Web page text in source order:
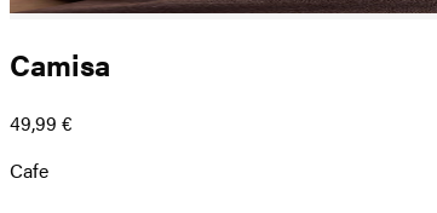
Camisa
49,99 €
Cafe